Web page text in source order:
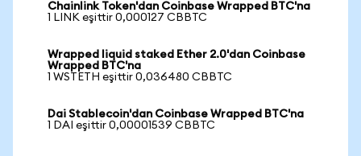
Chainlink Token'dan Coinbase Wrapped BTC'na
1 LINK eşittir 0,000127 CBBTC
Wrapped liquid staked Ether 2.0'dan Coinbase
Wrapped BTC'na
1 WSTETH eşittir 0,036480 CBBTC
Dai Stablecoin'dan Coinbase Wrapped BTC'na
1 DAI eşittir 0,00001539 CBBTC